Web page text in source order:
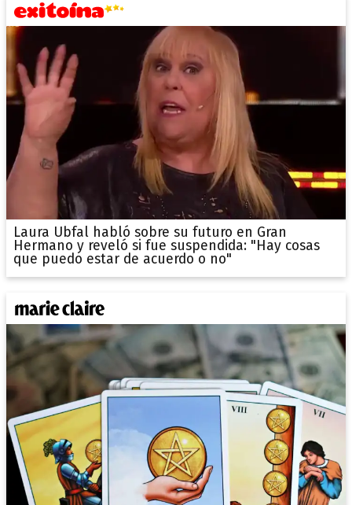
Laura Ubfal habló sobre su futuro en Gran
Hermano y reveló si fue suspendida: "Hay cosas
que puedo estar de acuerdo o no"